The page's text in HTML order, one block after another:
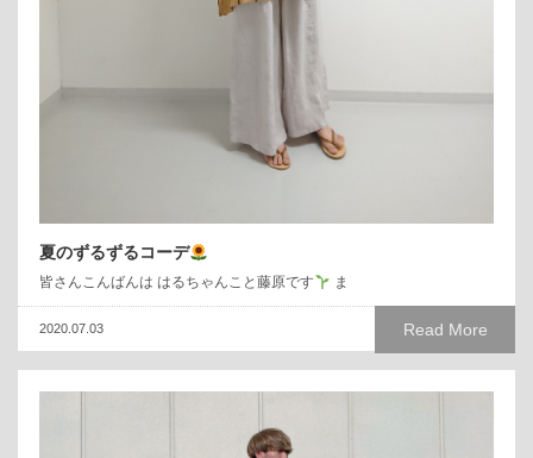
夏のずるずるコーデ
皆さんこんばんは はるちゃんこと藤原です ま
Read More
2020.07.03